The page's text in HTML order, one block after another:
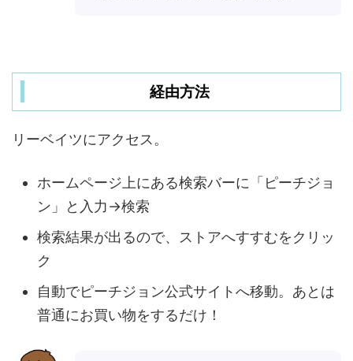
経由方法
リーベイツにアクセス。
ホームページ上にある検索バーに「ピーチジョ
ン」と入力→検索
検索結果が出るので、ストアへすすむをクリッ
ク
自動でピーチジョン公式サイトへ移動。あとは
普通にお買い物をするだけ！